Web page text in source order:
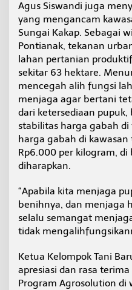
Agus Siswandi juga
yang mengancam
Sungai Kakap. Sebagai
Pontianak, tekanan
lahan pertanian
sekitar 63 hektare.
mencegah alih fungsi
menjaga agar bertani
dari ketersediaan
stabilitas harga gabah
harga gabah di
Rp6.000 per kilogram,
diharapkan.
“Apabila kita menjaga
benihnya, dan menjaga
selalu semangat
tidak
Ketua Kelompok Tani
apresiasi dan rasa
Program Agrosolution di